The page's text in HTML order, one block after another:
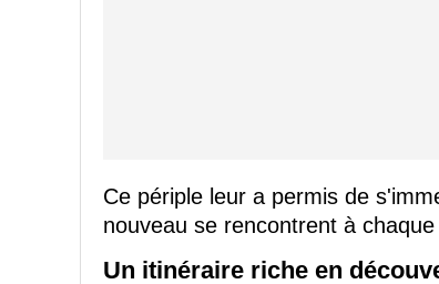
Ce périple leur a permis de
nouveau se rencontrent à chaque
Un itinéraire riche en